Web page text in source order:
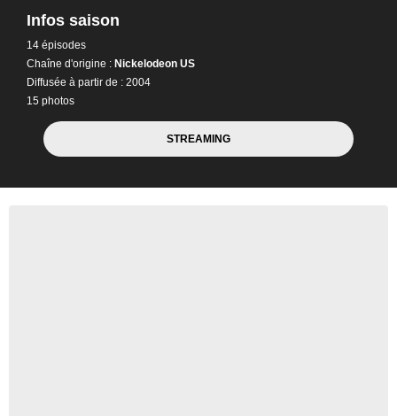
Infos saison
14 épisodes
Chaîne d'origine : Nickelodeon US
Diffusée à partir de : 2004
15 photos
STREAMING